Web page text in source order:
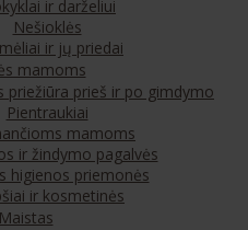
ir darželiui
Nešioklės
ir jų priedai
mamoms
priežiūra prieš ir po gimdymo
Pientraukiai
mamoms
ir žindymo pagalvės
higienos priemonės
ir kosmetinės
Maistas